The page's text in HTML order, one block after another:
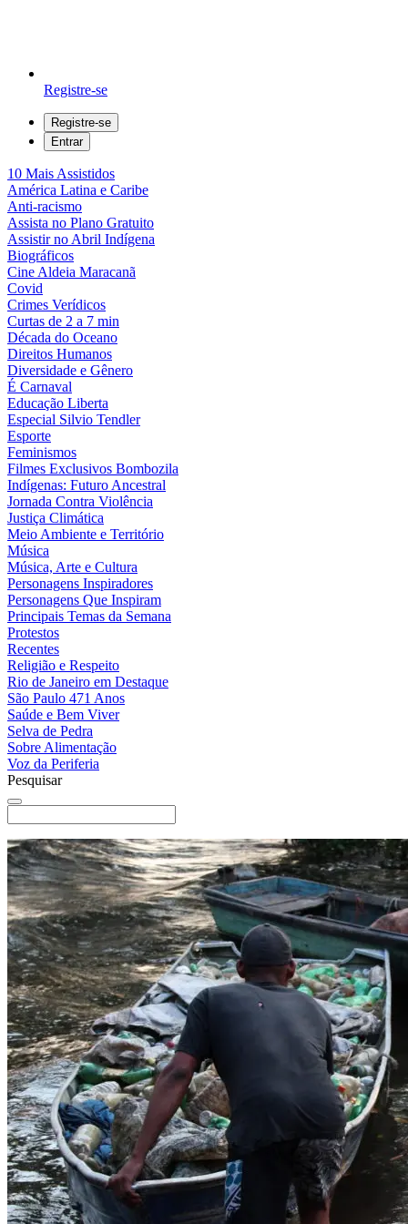
Registre-se
Registre-se
Entrar
10 Mais Assistidos
América Latina e Caribe
Anti-racismo
Assista no Plano Gratuito
Assistir no Abril Indígena
Biográficos
Cine Aldeia Maracanã
Covid
Crimes Verídicos
Curtas de 2 a 7 min
Década do Oceano
Direitos Humanos
Diversidade e Gênero
É Carnaval
Educação Liberta
Especial Silvio Tendler
Esporte
Feminismos
Filmes Exclusivos Bombozila
Indígenas: Futuro Ancestral
Jornada Contra Violência
Justiça Climática
Meio Ambiente e Território
Música
Música, Arte e Cultura
Personagens Inspiradores
Personagens Que Inspiram
Principais Temas da Semana
Protestos
Recentes
Religião e Respeito
Rio de Janeiro em Destaque
São Paulo 471 Anos
Saúde e Bem Viver
Selva de Pedra
Sobre Alimentação
Voz da Periferia
Pesquisar